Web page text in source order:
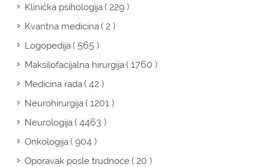
Klinička psihologija( 229 )
Kvantna medicina( 2 )
Logopedija( 565 )
Maksilofacijalna hirurgija( 1760 )
Medicina rada( 42 )
Neurohirurgija( 1201 )
Neurologija( 4463 )
Onkologija( 904 )
Oporavak posle trudnoće( 20 )